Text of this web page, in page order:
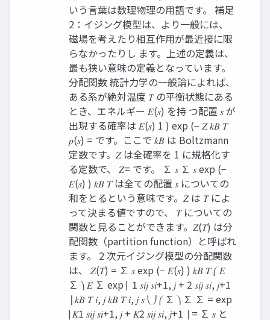
いう言葉は数理物理の用語です。 補足
2：イジング模型は、より一般には、
磁場を考えたり相互作用が最近接に限
らなかったりし ます。上述の定義は、
最も狭い意味の定義となっています。
分配関数 統計力学の一般論によれば、
ある系が絶対温度 𝑇 の平衡状態にある
とき、エネルギー 𝐸(𝑠) を持 つ配置 𝑠 が
出現する確率は 𝐸(𝑠) 1 ) exp (− 𝑍 𝑘𝐵 𝑇
𝑝(𝑠) = です。ここで 𝑘𝐵 は Boltzmann
定数です。𝑍 は全確率を 1 に規格化す
る定数で、 𝑍= です。 ∑ 𝑠 ∑ 𝑠 exp (−
𝐸(𝑠) ) 𝑘𝐵 𝑇 は全ての配置 𝑠 についての
和をとるという意味です。𝑍 は 𝑇 によ
って決まる値ですので、 𝑇 についての
関数と見ることができます。𝑍(𝑇) は分
配関数（partition function）と呼ばれ
ます。 2 次元イジング模型の分配関数
は、 𝑍(𝑇) = ∑ 𝑠 exp (− 𝐸(𝑠) ) 𝑘𝐵 𝑇 ⎛ 𝐸
∑ ⎞ 𝐸 ∑ exp ⎜ 1 𝑠𝑖𝑗 𝑠𝑖+1, 𝑗 + 2 𝑠𝑖𝑗 𝑠𝑖, 𝑗+1
⎟ 𝑘𝐵 𝑇 𝑖, 𝑗 𝑘𝐵 𝑇 𝑖, 𝑗 𝑠 ⎝ ⎠ ⎛ ∑ ⎞ ∑ ∑ = exp
⎜𝐾1 𝑠𝑖𝑗 𝑠𝑖+1, 𝑗 + 𝐾2 𝑠𝑖𝑗 𝑠𝑖, 𝑗+1 ⎟ = ∑ 𝑠 と